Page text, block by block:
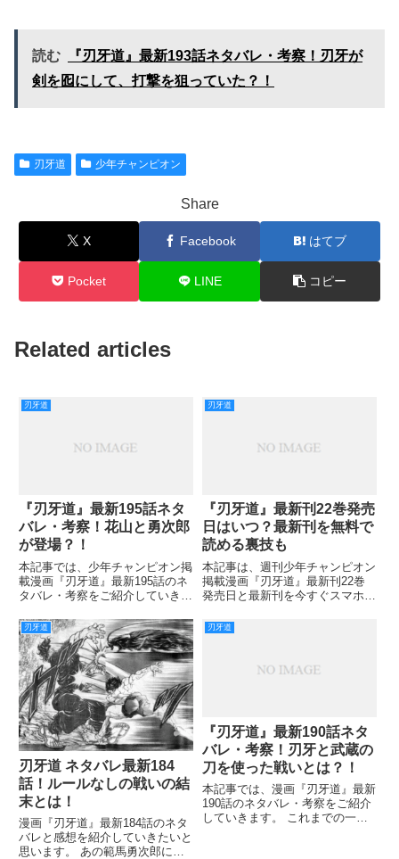
読む
『刃牙道』最新193話ネタバレ・考察！刃牙が
剣を囮にして、打撃を狙っていた？！
刃牙道 少年チャンピオン
Share
X Facebook はてブ
Pocket LINE コピー
Related articles
刃牙道
『刃牙道』最新195話ネタ
バレ・考察！花山と勇次郎
が登場？！
本記事では、少年チャンピオン掲
載漫画『刃牙道』最新195話のネ
タバレ・考察をご紹介していきま
蔵に勝つことなく、徳川寒子によ
り武蔵は元の世界に送られまし
た。 魂の抜けた武蔵の体を全員
が敬意を持って見送ったことから
刃牙道
『刃牙道』最新刊22巻発売
日はいつ？最新刊を無料で
読める裏技も
本記事は、週刊少年チャンピオン
掲載漫画『刃牙道』最新刊22巻
発売日と最新刊を今すぐスマホで
していきます。 ついに、武蔵と
場で対決した二人でしたが、バキ
刃牙道
刃牙道 ネタバレ最新184
話！ルールなしの戦いの結
末とは！
漫画『刃牙道』最新184話のネタ
バレと感想を紹介していきたいと
思います。 あの範馬勇次郎に勝
刃牙道
『刃牙道』最新190話ネタ
バレ・考察！刃牙と武蔵の
刀を使った戦いとは？！
本記事では、漫画『刃牙道』最新
190話のネタバレ・考察をご紹介
していきます。 これまでの一方